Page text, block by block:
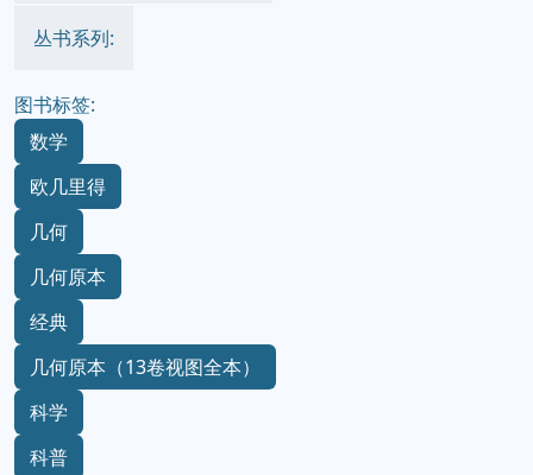
丛书系列:
图书标签:
数学
欧几里得
几何
几何原本
经典
几何原本（13卷视图全本）
科学
科普